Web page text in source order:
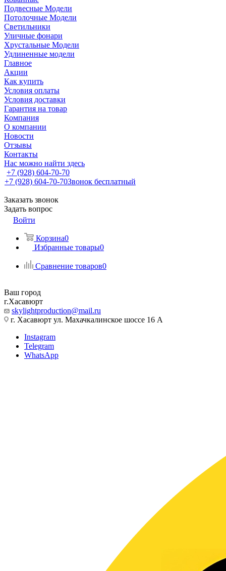
Подвесные Модели
Потолочные Модели
Светильники
Уличные фонари
Хрустальные Модели
Удлиненные модели
Главное
Акции
Как купить
Условия оплаты
Условия доставки
Гарантия на товар
Компания
О компании
Новости
Отзывы
Контакты
Нас можно найти здесь
+7 (928) 604-70-70
+7 (928) 604-70-70Звонок бесплатный
Заказать звонок
Задать вопрос
Войти
Корзина0
Избранные товары0
Сравнение товаров0
Ваш город
г.Хасавюрт
skylightproduction@mail.ru
г. Хасавюрт ул. Махачкалинское шоссе 16 А
Instagram
Telegram
WhatsApp